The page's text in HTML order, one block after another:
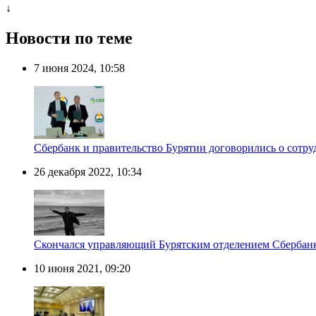
↓
Новости по теме
7 июня 2024, 10:58
Сбербанк и правительство Бурятии договорились о
26 декабря 2022, 10:34
Скончался управляющий Бурятским отделением
10 июня 2021, 09:20